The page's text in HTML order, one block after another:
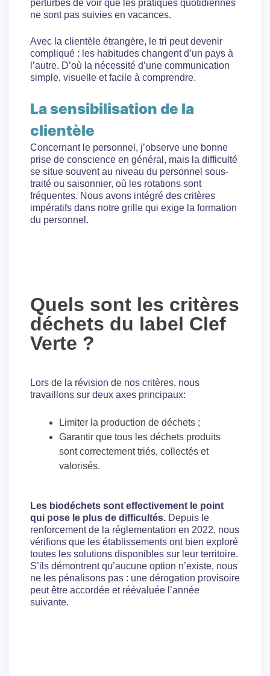
perturbés de voir que les pratiques quotidiennes
ne sont pas suivies en vacances.
Avec la clientèle étrangère, le tri peut devenir
compliqué : les habitudes changent d’un pays à
l’autre. D’où la nécessité d’une communication
simple, visuelle et facile à comprendre.
La sensibilisation de la
clientèle
Concernant le personnel, j’observe une bonne
prise de conscience en général, mais la difficulté
se situe souvent au niveau du personnel sous-
traité ou saisonnier, où les rotations sont
fréquentes. Nous avons intégré des critères
impératifs dans notre grille qui exige la formation
du personnel.
Quels sont les critères
déchets du label Clef
Verte ?
Lors de la révision de nos critères, nous
travaillons sur deux axes principaux:
Limiter la production de déchets ;
Garantir que tous les déchets produits
sont correctement triés, collectés et
valorisés.
Les biodéchets sont effectivement le point
qui pose le plus de difficultés. Depuis le
renforcement de la réglementation en 2022, nous
vérifions que les établissements ont bien exploré
toutes les solutions disponibles sur leur territoire.
S’ils démontrent qu’aucune option n’existe, nous
ne les pénalisons pas : une dérogation provisoire
peut être accordée et réévaluée l’année
suivante.